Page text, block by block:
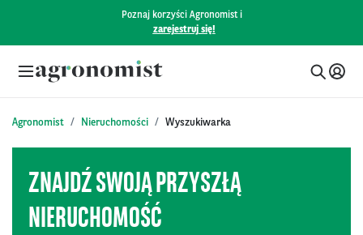
Poznaj korzyści Agronomist i
zarejestruj się!
Agronomist Nieruchomości Wyszukiwarka
ZNAJDŹ SWOJĄ PRZYSZŁĄ
NIERUCHOMOŚĆ